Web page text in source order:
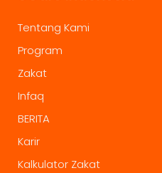
Tentang Kami
Program
Zakat
Infaq
BERITA
Karir
Kalkulator Zakat